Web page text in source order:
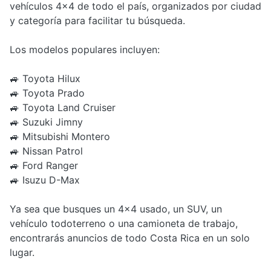
vehículos 4x4 de todo el país, organizados por ciudad
y categoría para facilitar tu búsqueda.
Los modelos populares incluyen:
🚙 Toyota Hilux
🚙 Toyota Prado
🚙 Toyota Land Cruiser
🚙 Suzuki Jimny
🚙 Mitsubishi Montero
🚙 Nissan Patrol
🚙 Ford Ranger
🚙 Isuzu D-Max
Ya sea que busques un 4x4 usado, un SUV, un
vehículo todoterreno o una camioneta de trabajo,
encontrarás anuncios de todo Costa Rica en un solo
lugar.